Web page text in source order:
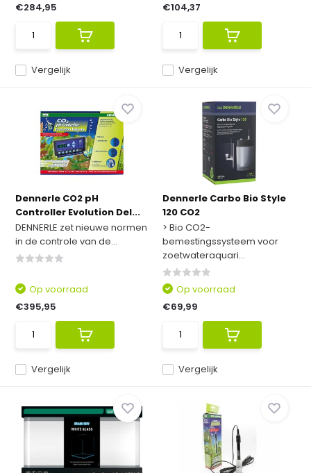
Vergelijk
€284,95
Vergelijk
€104,37
Dennerle CO2 pH
Controller Evolution Del...
DENNERLE zet nieuwe normen
in de controle van de...
Vergelijk
Op voorraad
€395,95
Dennerle Carbo Bio Style
120 CO2
> Bio CO2-
bemestingssysteem voor
zoetwateraquari...
Vergelijk
Op voorraad
€69,99